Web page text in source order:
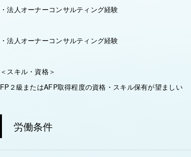
・法人オーナーコンサルティング経験
・法人オーナーコンサルティング経験
＜スキル・資格＞
FP２級またはAFP取得程度の資格・スキル保有が望ましい
労働条件